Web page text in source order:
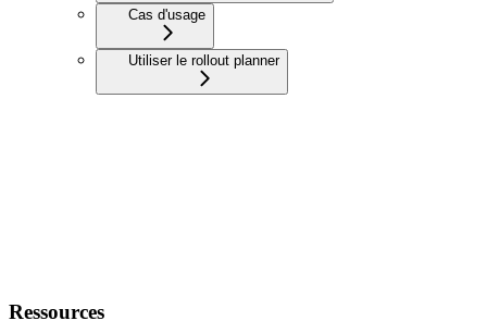
Cas d'usage
Utiliser le rollout planner
Ressources